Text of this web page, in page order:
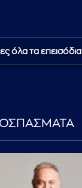
όλα τα επεισόδια